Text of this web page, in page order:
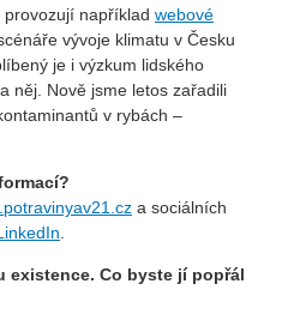
například webové
vývoje klimatu v Česku
je i výzkum lidského
něj. Nově jsme letos zařadili
v rybách –
a sociálních
existence. Co byste jí popřál